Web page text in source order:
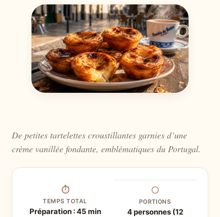
De petites tartelettes croustillantes garnies d’une
crème vanillée fondante, emblématiques du Portugal.
⏱
TEMPS TOTAL
Préparation : 45 min
⚪
PORTIONS
4 personnes (12